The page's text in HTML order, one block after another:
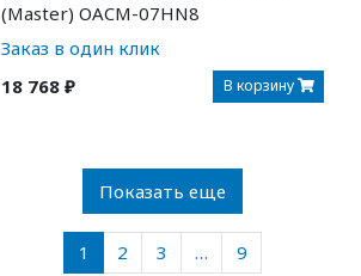
(Master) OACM-07HN8
Заказ в один клик
18 768 ₽
В корзину
Показать еще
1 2 3 … 9